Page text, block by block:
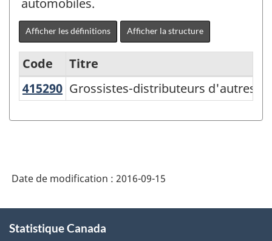
Afficher les définitions Afficher la structure
Variante
de
l'enquête
Code
Titre
415290 Grossistes-distributeurs d'autres
Grossistes-distributeurs d'autres
Date de modification : 2016-09-15
propos
Statistique Canada